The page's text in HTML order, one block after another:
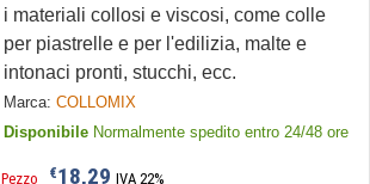
i materiali collosi e viscosi, come colle
per piastrelle e per l'edilizia, malte e
intonaci pronti, stucchi, ecc.
Marca: COLLOMIX
Disponibile Normalmente spedito entro 24/48 ore
Pezzo €18,29 IVA 22%